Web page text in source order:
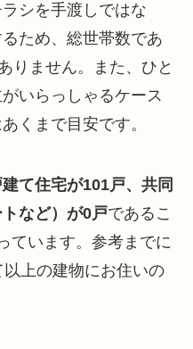
シを手渡しではな
ため、総世帯数であ
りません。また、ひと
いらっしゃるケース
くまで目安です。
て住宅が101戸、共同
など）が0戸であるこ
ています。参考までに
上の建物にお住いの